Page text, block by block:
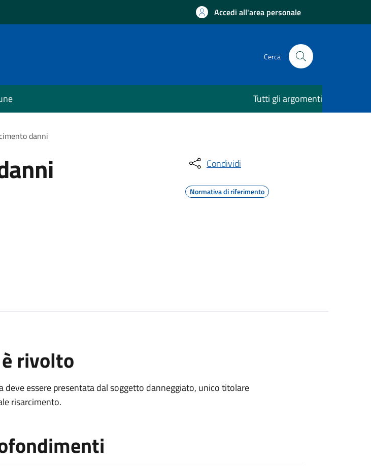
Accedi all'area personale
Cerca
Tutti gli argomenti
danni
Condividi
Normativa di riferimento
rivolto
deve essere presentata dal soggetto danneggiato, unico titolare
risarcimento.